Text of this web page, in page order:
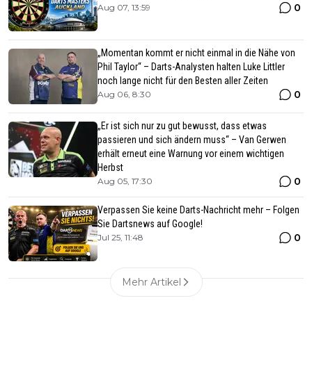
Aug 07, 13:59 0
„Momentan kommt er nicht einmal in die Nähe von
Phil Taylor“ – Darts-Analysten halten Luke Littler
noch lange nicht für den Besten aller Zeiten
Aug 06, 8:30 0
„Er ist sich nur zu gut bewusst, dass etwas
passieren und sich ändern muss“ – Van Gerwen
erhält erneut eine Warnung vor einem wichtigen
Herbst
Aug 05, 17:30 0
Verpassen Sie keine Darts-Nachricht mehr – Folgen
Sie Dartsnews auf Google!
Jul 25, 11:48 0
Mehr Artikel